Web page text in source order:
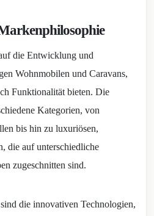
die Entwicklung und
Wohnmobilen und Caravans,
Funktionalität bieten. Die
Kategorien, von
bis hin zu luxuriösen,
die auf unterschiedliche
zugeschnitten sind.
die innovativen Technologien,